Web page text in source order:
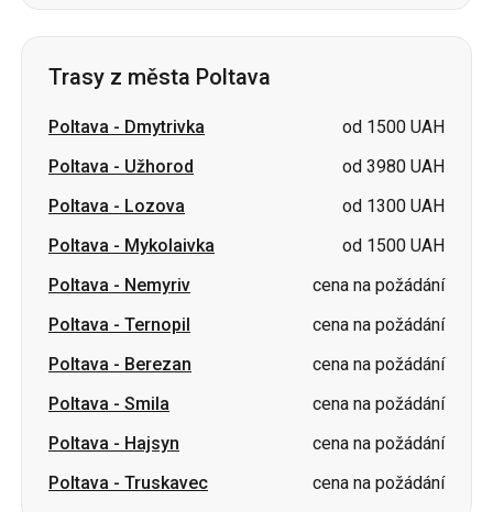
Poltava-Dmytrivka
od 1500 UAH
Poltava - Lozova
Poltava-Mykolaivka
od 1500 UAH
Poltava-Nemyriv
cena na požádání
Poltava-Ternopil
cena na požádání
Poltava-Berezan
cena na požádání
Poltava-Smila
cena na požádání
Poltava-Hajsyn
cena na požádání
Poltava-Truskavec cena na požádání
Trasy do města Poltava